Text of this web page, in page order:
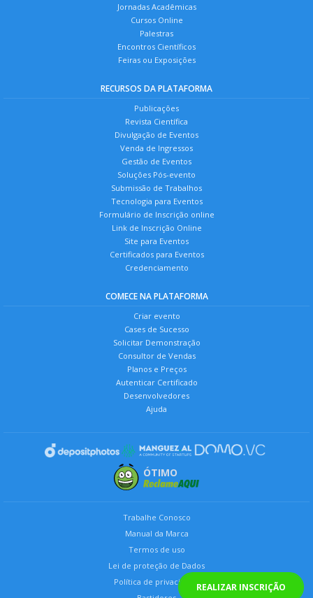
REALIZAR INSCRIÇÃO
Jornadas Acadêmicas
Cursos Online
Palestras
Encontros Científicos
Feiras ou Exposições
RECURSOS DA PLATAFORMA
Publicações
Revista Científica
Divulgação de Eventos
Venda de Ingressos
Gestão de Eventos
Soluções Pós-evento
Submissão de Trabalhos
Tecnologia para Eventos
Formulário de Inscrição online
Link de Inscrição Online
Site para Eventos
Certificados para Eventos
Credenciamento
COMECE NA PLATAFORMA
Criar evento
Cases de Sucesso
Solicitar Demonstração
Consultor de Vendas
Planos e Preços
Autenticar Certificado
Desenvolvedores
Ajuda
ÓTIMO
Trabalhe Conosco
Manual da Marca
Termos de uso
Lei de proteção de Dados
Política de privacidade